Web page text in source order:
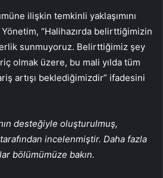
ilişkin temkinli yaklaşımını
“Halihazırda belirttiğimizin
sunmuyoruz. Belirttiğimiz şey
olmak üzere, bu mali yılda tüm
artışı beklediğimizdir” ifadesini
desteğiyle oluşturulmuş,
incelenmiştir. Daha fazla
bölümümüze bakın.